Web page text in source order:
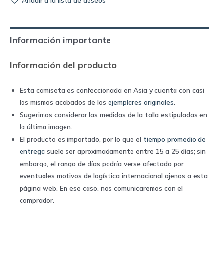
Información importante
Información del producto
Esta camiseta es confeccionada en Asia y cuenta con casi
los mismos acabados de los ejemplares originales
Sugerimos considerar las medidas de la talla estipuladas en
la última imagen.
El producto es importado, por lo que el tiempo promedio de
entrega suele ser aproximadamente entre 15 a 25 días; sin
embargo, el rango de días podría verse afectado por
eventuales motivos de logística internacional ajenos a esta
página web. En ese caso, nos comunicaremos con el
comprador.